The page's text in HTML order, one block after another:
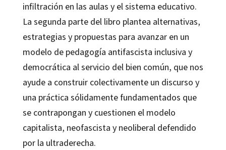
infiltración en las aulas y el sistema educativo.
La segunda parte del libro plantea alternativas,
estrategias y propuestas para avanzar en un
modelo de pedagogía antifascista inclusiva y
democrática al servicio del bien común, que nos
ayude a construir colectivamente un discurso y
una práctica sólidamente fundamentados que
se contrapongan y cuestionen el modelo
capitalista, neofascista y neoliberal defendido
por la ultraderecha.